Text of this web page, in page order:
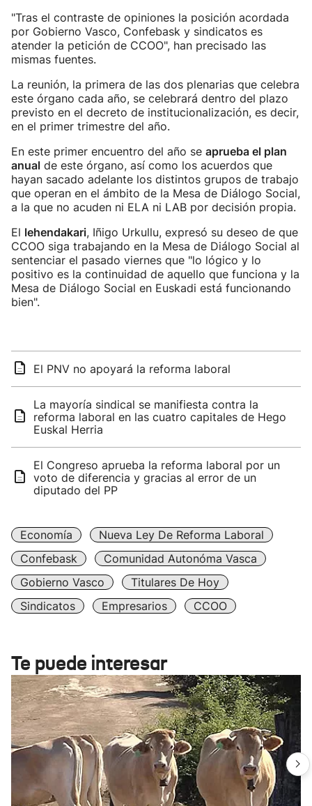
"Tras el contraste de opiniones la posición acordada
por Gobierno Vasco, Confebask y sindicatos es
atender la petición de CCOO", han precisado las
mismas fuentes.
La reunión, la primera de las dos plenarias que celebra
este órgano cada año, se celebrará dentro del plazo
previsto en el decreto de institucionalización, es decir,
en el primer trimestre del año.
En este primer encuentro del año se aprueba el plan
anual de este órgano, así como los acuerdos que
hayan sacado adelante los distintos grupos de trabajo
que operan en el ámbito de la Mesa de Diálogo Social,
a la que no acuden ni ELA ni LAB por decisión propia.
El lehendakari, Iñigo Urkullu, expresó su deseo de que
CCOO siga trabajando en la Mesa de Diálogo Social al
sentenciar el pasado viernes que "lo lógico y lo
positivo es la continuidad de aquello que funciona y la
Mesa de Diálogo Social en Euskadi está funcionando
bien".
El PNV no apoyará la reforma laboral
La mayoría sindical se manifiesta contra la
reforma laboral en las cuatro capitales de Hego
Euskal Herria
El Congreso aprueba la reforma laboral por un
voto de diferencia y gracias al error de un
diputado del PP
Economía
Nueva Ley De Reforma Laboral
Confebask
Comunidad Autonóma Vasca
Gobierno Vasco
Titulares De Hoy
Sindicatos
Empresarios CCOO
Te puede interesar